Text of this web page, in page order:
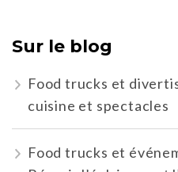
Sur le blog
Food trucks et
cuisine et spectacles
Food trucks et